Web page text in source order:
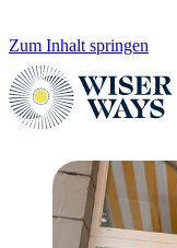
Zum Inhalt springen